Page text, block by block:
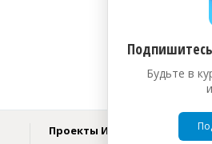
Проекты ИД «Бюджет»
Будьте в